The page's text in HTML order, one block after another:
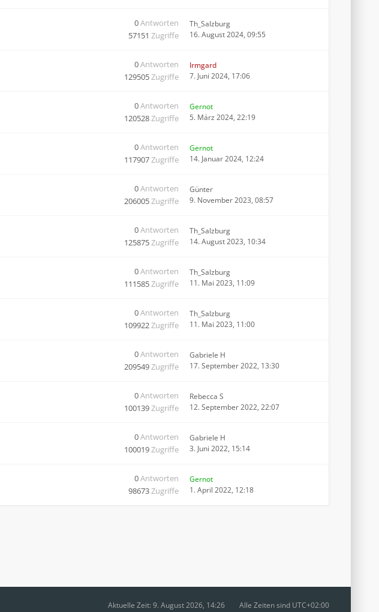
0Antworten
57151 Zugriffe
Th_Salzburg
16. August 2024, 09:55
0Antworten
129505Zugriffe
Irmgard
7. Juni 2024, 17:06
0Antworten
120528Zugriffe
Gernot
5. März 2024, 22:19
0Antworten
117907Zugriffe
Gernot
14. Januar 2024, 12:24
0Antworten
206005Zugriffe
Günter
9. November 2023, 08:57
0Antworten
125875Zugriffe
Th_Salzburg
14. August 2023, 10:34
0Antworten
111585Zugriffe
Th_Salzburg
11. Mai 2023, 11:09
0Antworten
109922Zugriffe
Th_Salzburg
11. Mai 2023, 11:00
0Antworten
209549Zugriffe
Gabriele H
17. September 2022, 13:30
0Antworten
100139Zugriffe
Rebecca S
12. September 2022, 22:07
0Antworten
100019Zugriffe
Gabriele H
3. Juni 2022, 15:14
0Antworten
98673Zugriffe
Gernot
1. April 2022, 12:18
Alle Zeiten sind UTC+02:00
Aktuelle Zeit: 9. August 2026, 14:26